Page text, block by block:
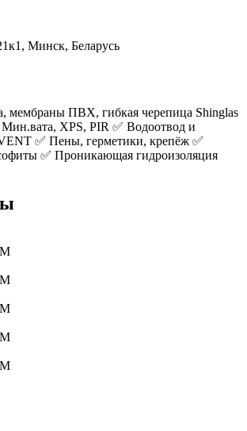
Минск, Беларусь
мембраны ПВХ, гибкая черепица Shinglas
XPS, PIR ✅ Водоотвод и
✅ Пены, герметики, крепёж ✅
✅ Проникающая гидроизоляция